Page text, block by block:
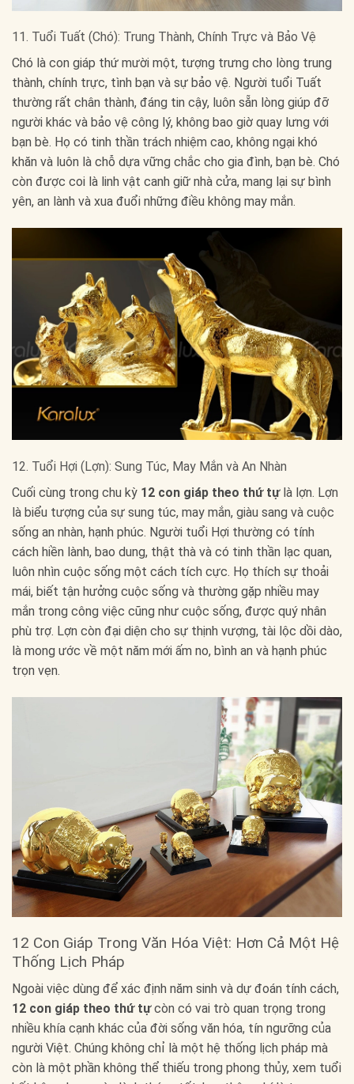
11. Tuổi Tuất (Chó): Trung Thành, Chính Trực và Bảo Vệ
Chó là con giáp thứ mười một, tượng trưng cho lòng trung
thành, chính trực, tình bạn và sự bảo vệ. Người tuổi Tuất
thường rất chân thành, đáng tin cậy, luôn sẵn lòng giúp đỡ
người khác và bảo vệ công lý, không bao giờ quay lưng với
bạn bè. Họ có tinh thần trách nhiệm cao, không ngại khó
khăn và luôn là chỗ dựa vững chắc cho gia đình, bạn bè. Chó
còn được coi là linh vật canh giữ nhà cửa, mang lại sự bình
yên, an lành và xua đuổi những điều không may mắn.
12. Tuổi Hợi (Lợn): Sung Túc, May Mắn và An Nhàn
Cuối cùng trong chu kỳ 12 con giáp theo thứ tựlà lợn. Lợn
là biểu tượng của sự sung túc, may mắn, giàu sang và cuộc
sống an nhàn, hạnh phúc. Người tuổi Hợi thường có tính
cách hiền lành, bao dung, thật thà và có tinh thần lạc quan,
luôn nhìn cuộc sống một cách tích cực. Họ thích sự thoải
mái, biết tận hưởng cuộc sống và thường gặp nhiều may
mắn trong công việc cũng như cuộc sống, được quý nhân
phù trợ. Lợn còn đại diện cho sự thịnh vượng, tài lộc dồi dào,
là mong ước về một năm mới ấm no, bình an và hạnh phúc
trọn vẹn.
12 Con Giáp Trong Văn Hóa Việt: Hơn Cả Một Hệ
Thống Lịch Pháp
Ngoài việc dùng để xác định năm sinh và dự đoán tính cách,
12 con giáp theo thứ tựcòn có vai trò quan trọng trong
nhiều khía cạnh khác của đời sống văn hóa, tín ngưỡng của
người Việt. Chúng không chỉ là một hệ thống lịch pháp mà
còn là một phần không thể thiếu trong phong thủy, xem tuổi